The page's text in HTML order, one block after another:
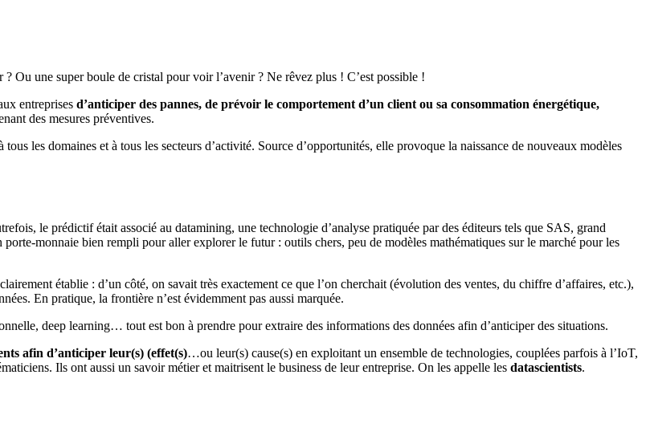
Ou une super boule de cristal pour voir l’avenir ? Ne rêvez plus ! C’est possible !
entreprises d’anticiper des pannes, de prévoir le comportement d’un client ou sa consommation énergétique,
des mesures préventives.
les domaines et à tous les secteurs d’activité. Source d’opportunités, elle provoque la naissance de nouveaux modèles
le prédictif était associé au datamining, une technologie d’analyse pratiquée par des éditeurs tels que SAS, grand
monnaie bien rempli pour aller explorer le futur : outils chers, peu de modèles mathématiques sur le marché pour les
établie : d’un côté, on savait très exactement ce que l’on cherchait (évolution des ventes, du chiffre d’affaires, etc.),
En pratique, la frontière n’est évidemment pas aussi marquée.
deep learning… tout est bon à prendre pour extraire des informations des données afin d’anticiper des situations.
afin d’anticiper leur(s) (effet(s)…ou leur(s) cause(s) en exploitant un ensemble de technologies, couplées parfois à l’IoT,
Ils ont aussi un savoir métier et maitrisent le business de leur entreprise. On les appelle les datascientists.